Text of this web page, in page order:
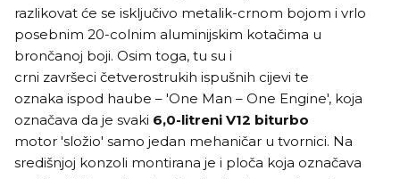
razlikovat će se isključivo metalik-crnom bojom i vrlo
posebnim 20-colnim aluminijskim kotačima u
brončanoj boji. Osim toga, tu su i
crni završeci četverostrukih ispušnih cijevi te
oznaka ispod haube – 'One Man – One Engine', koja
označava da je svaki 6,0-litreni V12 biturbo
motor 'složio' samo jedan mehaničar u tvornici. Na
središnjoj konzoli montirana je i ploča koja označava